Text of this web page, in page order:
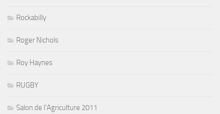
Rockabilly
Roger Nichols
Roy Haynes
RUGBY
Salon de l'Agriculture 2011